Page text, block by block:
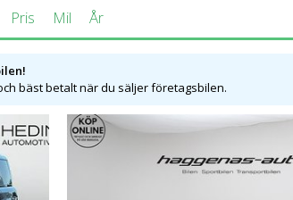
Pris Mil År
bäst betalt när du säljer företagsbilen.